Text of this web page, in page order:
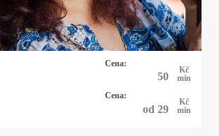
Cena:
50
Kč
min
Cena:
od 29
Kč
min
že jsem k ní byla poslána, abych
pomáhala lidem. Těším se na
zavolání.